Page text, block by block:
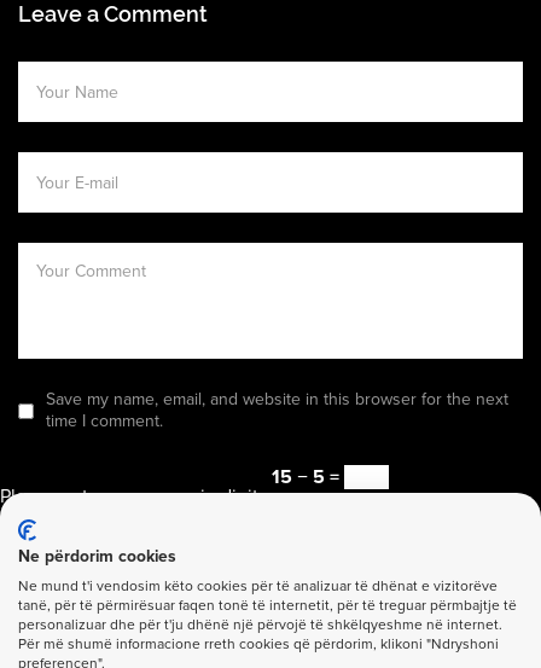
Leave a Comment
Save my name, email, and website in this browser for the next
time I comment.
Please enter an answer in digits:
15 − 5 =
Send it Now
Ne përdorim cookies
Ne mund t'i vendosim këto cookies për të analizuar të dhënat e vizitorëve
tanë, për të përmirësuar faqen tonë të internetit, për të treguar përmbajtje të
personalizuar dhe për t'ju dhënë një përvojë të shkëlqyeshme në internet.
Për më shumë informacione rreth cookies që përdorim, klikoni "Ndryshoni
preferencen".